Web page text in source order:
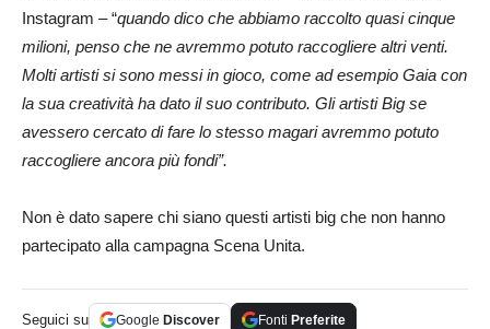
Instagram – “quando dico che abbiamo raccolto quasi cinque
milioni, penso che ne avremmo potuto raccogliere altri venti.
Molti artisti si sono messi in gioco, come ad esempio Gaia con
la sua creatività ha dato il suo contributo. Gli artisti Big se
avessero cercato di fare lo stesso magari avremmo potuto
raccogliere ancora più fondi”.
Non è dato sapere chi siano questi artisti big che non hanno
partecipato alla campagna Scena Unita.
Seguici su Google Discover Fonti Preferite